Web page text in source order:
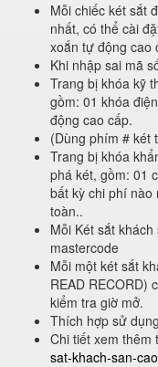
Mỗi chiếc két sắt
nhất, có thể cài
xoắn tự động cao
Khi nhập sai mã
Trang bị khóa kỹ
gồm: 01 khóa
động cao cấp.
(Dùng phím # két
Trang bị khóa
phá két, gồm: 01
bất kỳ chi phí nào
toàn..
Mỗi Két sắt
mastercode
Mỗi một két sắt
READ RECORD)
kiểm tra giờ mở.
Thích hợp sử
Chi tiết xem thêm
sat-khach-san-